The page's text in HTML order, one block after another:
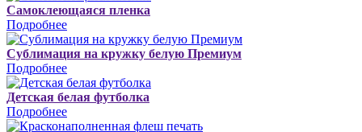
Самоклеющаяся пленка
Подробнее
Сублимация на кружку белую Премиум
Подробнее
Детская белая футболка
Подробнее